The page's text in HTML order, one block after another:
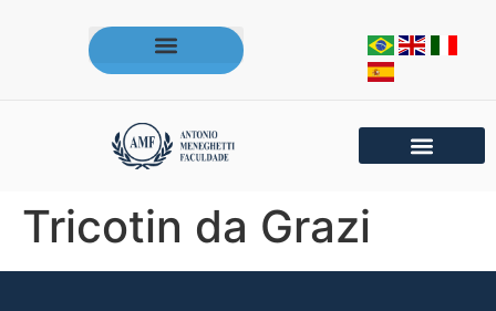
Tricotin da Grazi